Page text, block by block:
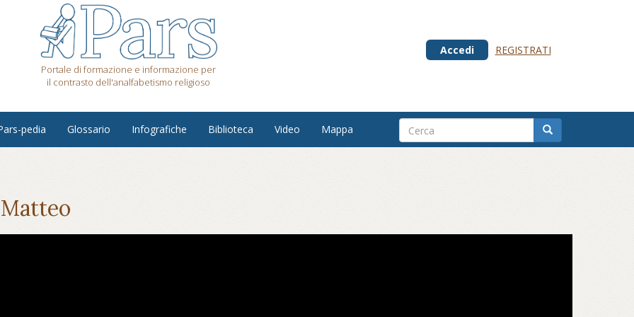
Portale di formazione e informazione per
il contrasto dell'analfabetismo religioso
Accedi REGISTRATI
pedia Glossario Infografiche Biblioteca Video Mappa